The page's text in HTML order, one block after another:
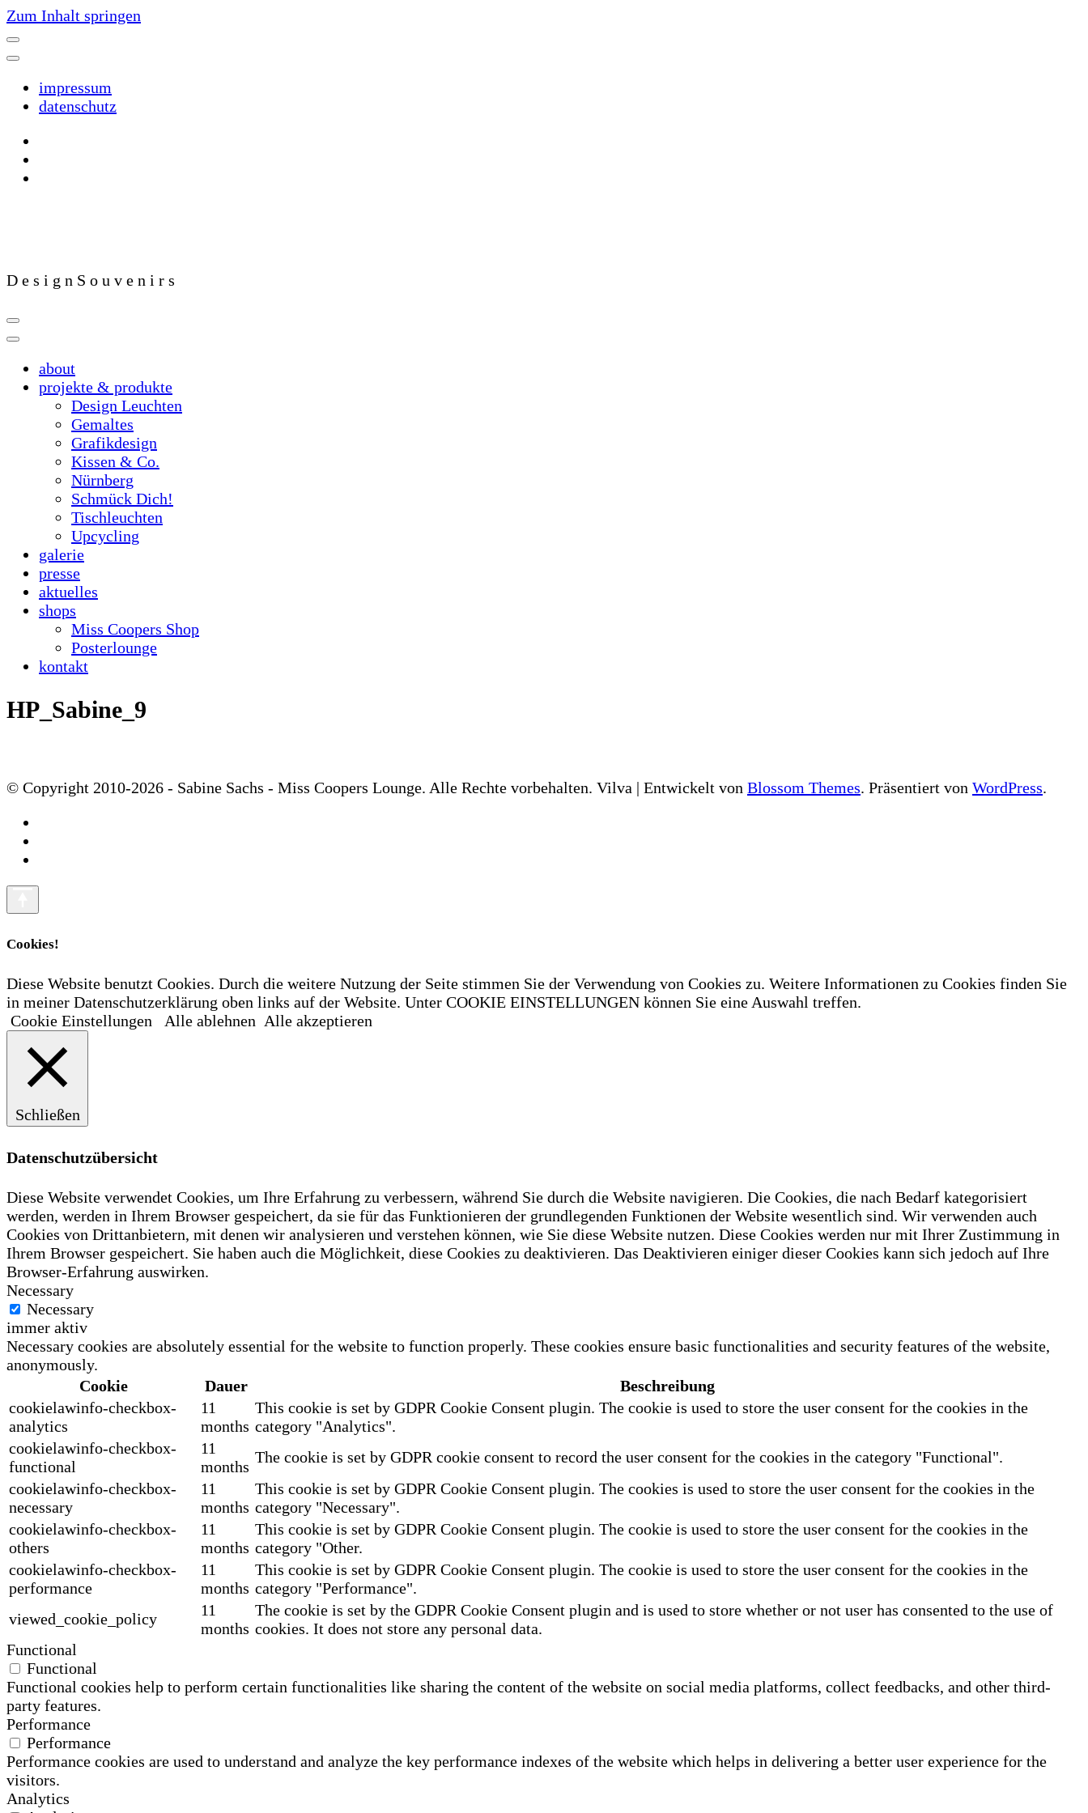
Zum Inhalt springen
impressum
datenschutz
D e s i g n S o u v e n i r s
about
projekte & produkte
Design Leuchten
Gemaltes
Grafikdesign
Kissen & Co.
Nürnberg
Schmück Dich!
Tischleuchten
Upcycling
galerie
presse
aktuelles
shops
Miss Coopers Shop
Posterlounge
kontakt
HP_Sabine_9
© Copyright 2010-2026 - Sabine Sachs - Miss Coopers Lounge. Alle Rechte vorbehalten. Vilva | Entwickelt von Blossom Themes. Präsentiert von WordPress.
Cookies!
Diese Website benutzt Cookies. Durch die weitere Nutzung der Seite stimmen Sie der Verwendung von Cookies zu. Weitere Informationen zu Cookies finden Sie
in meiner Datenschutzerklärung oben links auf der Website. Unter COOKIE EINSTELLUNGEN können Sie eine Auswahl treffen.
Cookie Einstellungen
Alle ablehnen Alle akzeptieren
Schließen
Datenschutzübersicht
Diese Website verwendet Cookies, um Ihre Erfahrung zu verbessern, während Sie durch die Website navigieren. Die Cookies, die nach Bedarf kategorisiert
werden, werden in Ihrem Browser gespeichert, da sie für das Funktionieren der grundlegenden Funktionen der Website wesentlich sind. Wir verwenden auch
Cookies von Drittanbietern, mit denen wir analysieren und verstehen können, wie Sie diese Website nutzen. Diese Cookies werden nur mit Ihrer Zustimmung in
Ihrem Browser gespeichert. Sie haben auch die Möglichkeit, diese Cookies zu deaktivieren. Das Deaktivieren einiger dieser Cookies kann sich jedoch auf Ihre
Browser-Erfahrung auswirken.
Necessary
Necessary
immer aktiv
Necessary cookies are absolutely essential for the website to function properly. These cookies ensure basic functionalities and security features of the website,
anonymously.
Cookie
Dauer
Beschreibung
cookielawinfo-checkbox-
analytics
11
months
This cookie is set by GDPR Cookie Consent plugin. The cookie is used to store the user consent for the cookies in the
category "Analytics".
cookielawinfo-checkbox-
functional
11
months
The cookie is set by GDPR cookie consent to record the user consent for the cookies in the category "Functional".
cookielawinfo-checkbox-
necessary
11
months
This cookie is set by GDPR Cookie Consent plugin. The cookies is used to store the user consent for the cookies in the
category "Necessary".
cookielawinfo-checkbox-
others
11
months
This cookie is set by GDPR Cookie Consent plugin. The cookie is used to store the user consent for the cookies in the
category "Other.
cookielawinfo-checkbox-
performance
11
months
This cookie is set by GDPR Cookie Consent plugin. The cookie is used to store the user consent for the cookies in the
category "Performance".
viewed_cookie_policy
11
months
The cookie is set by the GDPR Cookie Consent plugin and is used to store whether or not user has consented to the use of
cookies. It does not store any personal data.
Functional
Functional
Functional cookies help to perform certain functionalities like sharing the content of the website on social media platforms, collect feedbacks, and other third-
party features.
Performance
Performance
Performance cookies are used to understand and analyze the key performance indexes of the website which helps in delivering a better user experience for the
visitors.
Analytics